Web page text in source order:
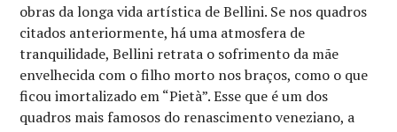
obras da longa vida artística de Bellini. Se nos quadros
citados anteriormente, há uma atmosfera de
tranquilidade, Bellini retrata o sofrimento da mãe
envelhecida com o filho morto nos braços, como o que
ficou imortalizado em “Pietà”. Esse que é um dos
quadros mais famosos do renascimento veneziano, a